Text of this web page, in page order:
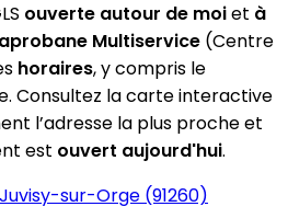
ouverte autour de moiet à
Multiservice (Centre
horaires, y compris le
Consultez la carte interactive
l’adresse la plus proche et
est ouvert aujourd'hui.
sur-Orge (91260)